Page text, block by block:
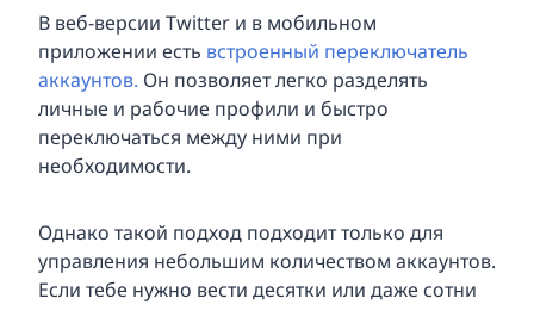
В веб-версии Twitter и в мобильном
приложении есть встроенный переключатель
аккаунтов. Он позволяет легко разделять
личные и рабочие профили и быстро
переключаться между ними при
необходимости.
Однако такой подход подходит только для
управления небольшим количеством аккаунтов.
Если тебе нужно вести десятки или даже сотни